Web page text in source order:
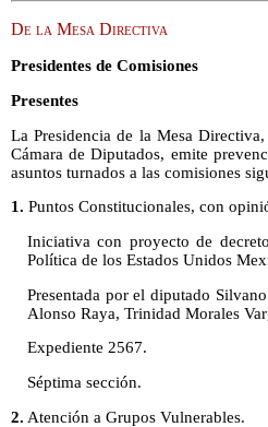
De la Mesa Directiva
Presidentes de Comisiones
Presentes
La Presidencia de la Mesa
Cámara de Diputados, emite
asuntos turnados a las comisiones
1. Puntos Constitucionales, con
Iniciativa con proyecto de
Política de los Estados Unidos
Presentada por el diputado
Alonso Raya, Trinidad Morales
Expediente 2567.
Séptima sección.
2. Atención a Grupos Vulnerables.